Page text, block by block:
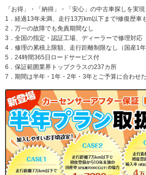
「お得」・「納得」・「安心」の中古車探しを実現
1．経過13年未満、走行13万km以下まで!修復歴車
2．万一の故障でも免責期間なし
3．全国の指定・認証工場、ディーラーで修理対応
4．修理の累積上限額、走行距離制限なし（国産1年
5．24時間365日ロードサービス付
6．保証範囲業界トップクラスの237カ所
7．期間は半年・1年・2年・3年とご予算に合わせ